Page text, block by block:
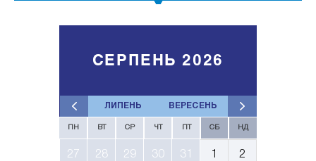
ЛИПЕНЬ ВЕРЕСЕНЬ
СЕРПЕНЬ 2026
ПН ВТ СР ЧТ СБ НД
27 28 29 30 31 2